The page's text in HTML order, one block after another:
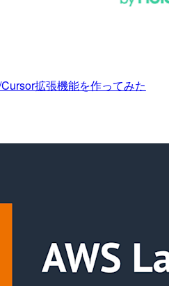
拡張機能を作ってみた